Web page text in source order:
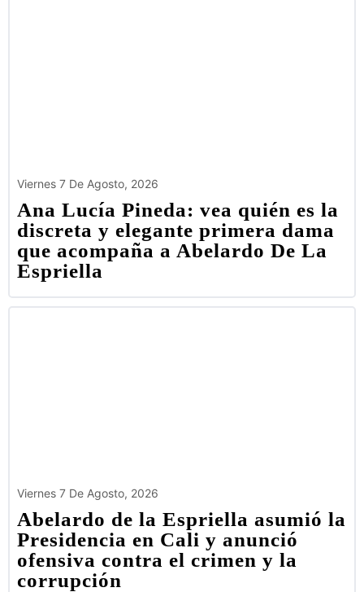
Viernes 7 De Agosto, 2026
Ana Lucía Pineda: vea quién es la
discreta y elegante primera dama
que acompaña a Abelardo De La
Espriella
Viernes 7 De Agosto, 2026
Abelardo de la Espriella asumió la
Presidencia en Cali y anunció
ofensiva contra el crimen y la
corrupción